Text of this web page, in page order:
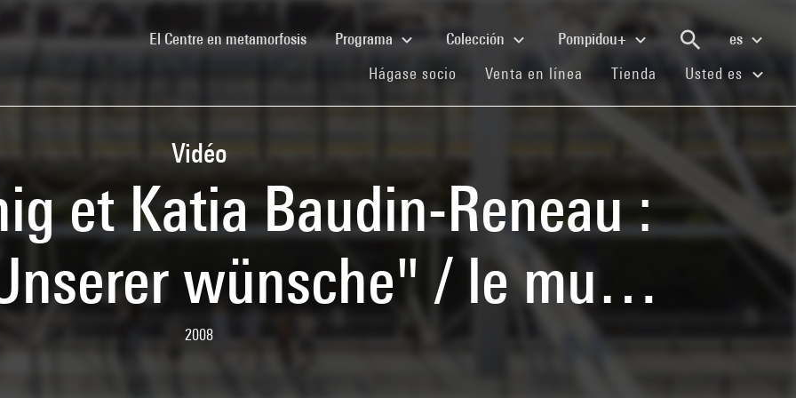
El Centre en metamorfosis(current)Programa Colección Pompidou+
es
Hágase socio (current)
Venta en línea (current)
Tienda (current)
Usted es
Vidéo
et Katia Baudin-Reneau :
wünsche" / le mu…
2008